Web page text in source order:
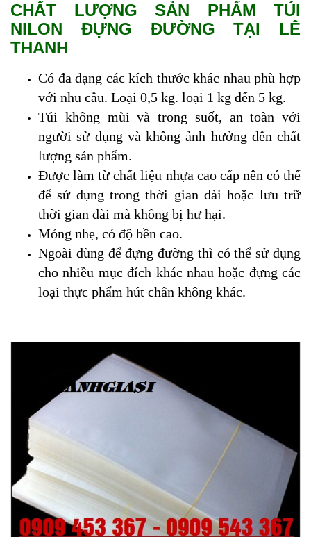
CHẤT LƯỢNG SẢN PHẨM TÚI
NILON ĐỰNG ĐƯỜNG TẠI LÊ
THANH
Có đa dạng các kích thước khác nhau phù hợp
với nhu cầu. Loại 0,5 kg. loại 1 kg đến 5 kg.
Túi không mùi và trong suốt, an toàn với
người sử dụng và không ảnh hưởng đến chất
lượng sản phẩm.
Được làm từ chất liệu nhựa cao cấp nên có thể
để sử dụng trong thời gian dài hoặc lưu trữ
thời gian dài mà không bị hư hại.
Mỏng nhẹ, có độ bền cao.
Ngoài dùng để đựng đường thì có thể sử dụng
cho nhiều mục đích khác nhau hoặc đựng các
loại thực phẩm hút chân không khác.